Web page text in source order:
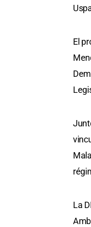
El
La